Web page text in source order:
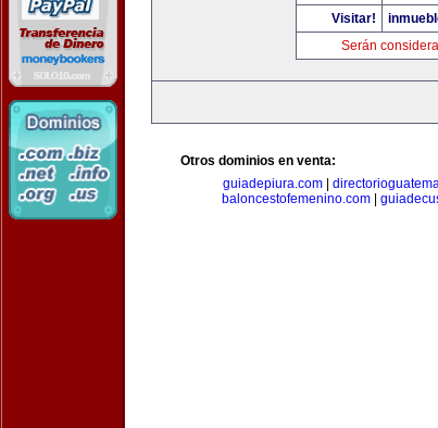
Visitar!
Serán
Otros dominios en venta:
guiadepiura.com
baloncestofemenino.com